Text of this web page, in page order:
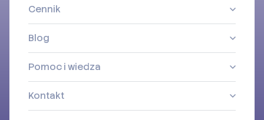
Cennik
Blog
Pomoc i wiedza
Kontakt